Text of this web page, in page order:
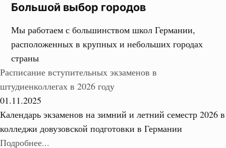
Большой выбор городов
Мы работаем с большинством школ Германии,
расположенных в крупных и небольших городах
страны
Расписание вступительных экзаменов в
штудиенколлегах в 2026 году
01.11.2025
Календарь экзаменов на зимний и летний семестр 2026 в
колледжи довузовской подготовки в Германии
Подробнее...